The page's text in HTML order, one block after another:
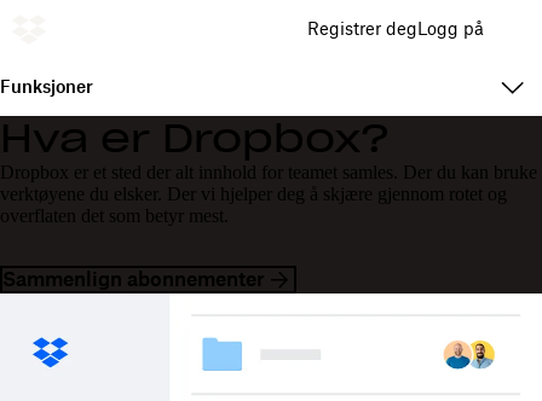
Registrer degLogg på
Funksjoner
Hva er Dropbox?
Dropbox er et sted der alt innhold for teamet samles. Der du kan bruke
verktøyene du elsker. Der vi hjelper deg å skjære gjennom rotet og
overflaten det som betyr mest.
Sammenlign abonnementer